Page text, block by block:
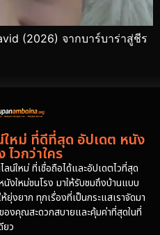
(2026) จากบาร์บาร่าสู่ชีร
หม่ ที่ดีที่สุด อัปเดต หนัง
ไวกว่าใคร
น์ใหม่ ที่เชื่อถือได้และอัปเดตไวที่สุด
งใหม่ชนโรง มาให้รับชมถึงบ้านแบบ
งยาก ทุกเรื่องที่เป็นกระแสเราจัดมา
องคุณสะดวกสบายและคุ้มค่าที่สุดในที่
ยว